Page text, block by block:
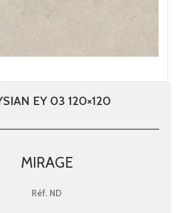
EY 03 120×120
MIRAGE
Réf. ND